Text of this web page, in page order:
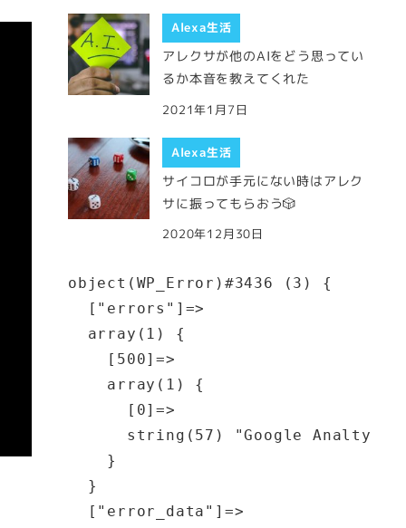
Alexa生活
アレクサが他のAIをどう思ってい
るか本音を教えてくれた
2021年1月7日
Alexa生活
サイコロが手元にない時はアレク
サに振ってもらおう🎲
2020年12月30日
object(WP_Error)#3436 (3) {
  ["errors"]=>
  array(1) {
    [500]=>
    array(1) {
      [0]=>
string(57) "Google Analtyisとの
    }
  }
  ["error_data"]=>